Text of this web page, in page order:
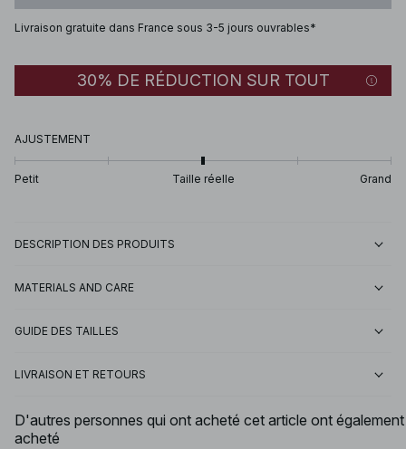
Livraison gratuite dans France sous 3-5 jours ouvrables*
30% DE RÉDUCTION SUR TOUT
AJUSTEMENT
Petit Taille réelle Grand
DESCRIPTION DES PRODUITS
MATERIALS AND CARE
GUIDE DES TAILLES
LIVRAISON ET RETOURS
D'autres personnes qui ont acheté cet article ont également
acheté